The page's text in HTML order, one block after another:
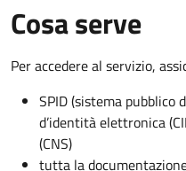
Cosa serve
Per accedere al servizio,
SPID (sistema
d’identità elettronica
(CNS)
tutta la